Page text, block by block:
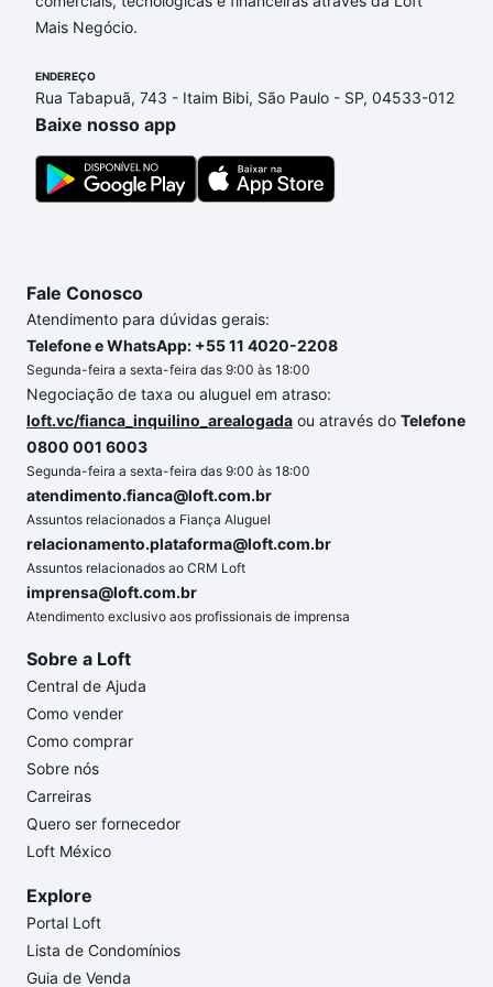
dúvida dos custos envolvidos no processo de
um apartamento
o imóvel dos seus sonhos com segurança e
conforto. Loft, com você até as chaves.
Mais Negócio.
ENDEREÇO
Rua Tabapuã, 743 - Itaim Bibi, São Paulo - SP, 04533-012
Baixe nosso app
Fale Conosco
Atendimento para dúvidas gerais:
Telefone e WhatsApp: +55 11 4020-2208
Segunda-feira a sexta-feira das 9:00 às 18:00
Negociação de taxa ou aluguel em atraso:
loft.vc/fianca_inquilino_arealogada ou através do Telefone
0800 001 6003
Segunda-feira a sexta-feira das 9:00 às 18:00
atendimento.fianca@loft.com.br
Assuntos relacionados a Fiança Aluguel
relacionamento.plataforma@loft.com.br
Assuntos relacionados ao CRM Loft
imprensa@loft.com.br
Atendimento exclusivo aos profissionais de imprensa
Sobre a Loft
Central de Ajuda
Como vender
Como comprar
Sobre nós
Carreiras
Quero ser fornecedor
Loft México
Explore
Portal Loft
Lista de Condomínios
Guia de Venda